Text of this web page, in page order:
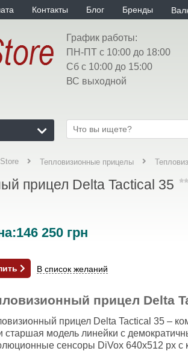
Контакты Блог Бренды
График работы:
ПН-ПТ с 10:00 до 18:00
Сб с 10:00 до 15:00
ВС выходной
Тепловизионные прицелы
прицел Delta Tactical 35
146 250 грн
В список желаний
прицел Delta
прицел Delta Tactical 35 –
старшая модель линейки с
сенсоры DiVox 640x512 px с